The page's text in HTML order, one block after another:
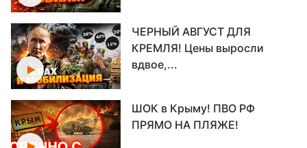
ЧЕРНЫЙ АВГУСТ ДЛЯ
КРЕМЛЯ! Цены выросли
вдвое,...
ШОК в Крыму! ПВО РФ
ПРЯМО НА ПЛЯЖЕ!